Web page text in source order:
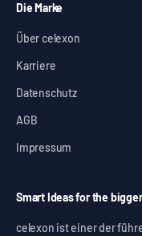
Die Marke
Über celexon
Karriere
Datenschutz
AGB
Impressum
Smart Ideas for the
celexon ist einer der